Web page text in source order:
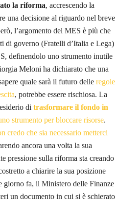
la riforma, accrescendo la
una decisione al riguardo nel breve
l’argomento del MES è più che
di governo (Fratelli d’Italia e Lega)
definendolo uno strumento inutile
Meloni ha dichiarato che una
quale sarà il futuro delle regole
, potrebbe essere rischiosa. La
di trasformare il fondo in
strumento per bloccare risorse.
credo che sia necessario metterci
ancora una volta la sua
pressione sulla riforma sta creando
a chiarire la sua posizione
giorno fa, il Ministero delle Finanze
un documento in cui si è schierato